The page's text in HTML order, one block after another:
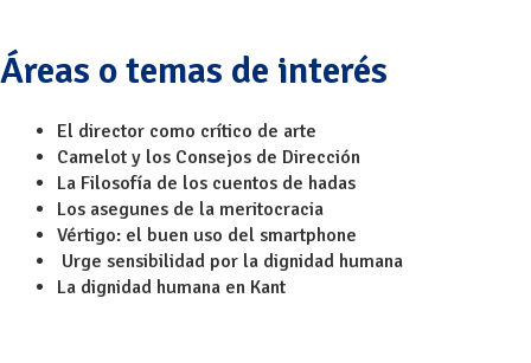
Áreas o temas de interés
El director como crítico de arte
Camelot y los Consejos de Dirección
La Filosofía de los cuentos de hadas
Los asegunes de la meritocracia
Vértigo: el buen uso del smartphone
Urge sensibilidad por la dignidad humana
La dignidad humana en Kant